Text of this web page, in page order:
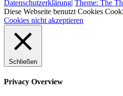
Datenschutzerklärung Theme: The
Diese Webseite benutzt Cookies
Cookies nicht akzeptieren
Schließen
Privacy Overview